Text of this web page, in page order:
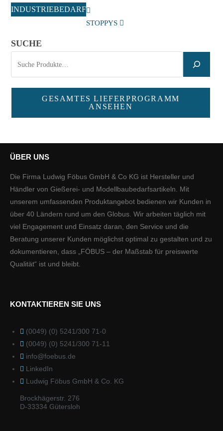
INDUSTRIEBEDARF
STOPPYS
SUCHE
GESAMTES LIEFERPROGRAMM
ANSEHEN
ÜBER UNS
Die Firma Ludwig Föbus GmbH & Co KG ist Hersteller und
Händler von Gießerei- und Modellbaubedarfsartikeln. Mit
unserem umfassenden Produktangebot bedienen wir Kunden in
über 40 Ländern rund um den Globus. Wir arbeiten täglich mit
viel Engagement und Einsatz daran, den Service und die
Beratung unserer Kunden möglichst optimal zu gestalten und zu
dokumentieren, dass „FÖBUS – der Maßstab für preiswerte
Qualität“ ist und bleibt.
KONTAKTIEREN SIE UNS
(0049) (0) 5241/300 71-0
(0049) (0) 5241/300 71-11
info@foebus.de
LinkedIn
Ludwig Föbus GmbH & Co. KG
Brockhägerstr. 276
D-33334 Gütersloh